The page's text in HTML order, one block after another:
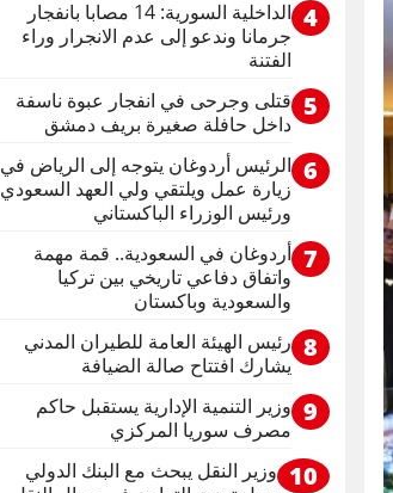
4
الداخلية السورية: 14 مصابا بانفجار
جرمانا وندعو إلى عدم الانجرار وراء
الفتنة
5 قتلى وجرحى في انفجار عبوة ناسفة
داخل حافلة صغيرة بريف دمشق
6 الرئيس أردوغان يتوجه إلى الرياض في
زيارة عمل ويلتقي ولي العهد السعودي
ورئيس الوزراء الباكستاني
7 أردوغان في السعودية.. قمة مهمة
واتفاق دفاعي تاريخي بين تركيا
والسعودية وباكستان
8 رئيس الهيئة العامة للطيران المدني
يشارك افتتاح صالة الضيافة
9 وزير التنمية الإدارية يستقبل حاكم
مصرف سوريا المركزي
10 وزير النقل يبحث مع البنك الدولي